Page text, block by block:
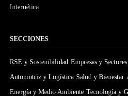
Internética
SECCIONES
RSE y Sostenibilidad Empresas y Sectores
Automotriz y Logística Salud y Bienestar
Energía y Medio Ambiente Tecnología y